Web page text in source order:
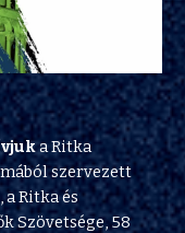
a Ritka
szervezett
Ritka és
Szövetsége, 58